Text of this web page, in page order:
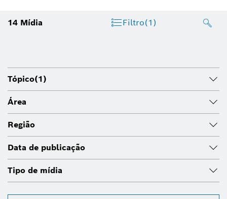
14 Mídia Filtro(1)
Tópico(1)
Área
Região
Data de publicação
Tipo de mídia